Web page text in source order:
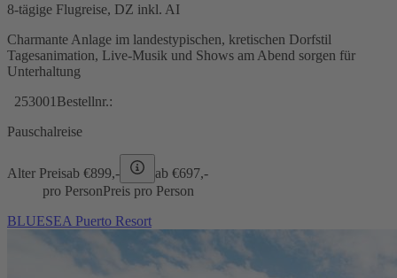
8-tägige Flugreise, DZ inkl. AI
Charmante Anlage im landestypischen, kretischen Dorfstil
Tagesanimation, Live-Musik und Shows am Abend sorgen für
Unterhaltung
253001 Bestellnr.:
Pauschalreise
Alter Preisab €899,- ab €697,-
pro PersonPreis pro Person
BLUESEA Puerto Resort